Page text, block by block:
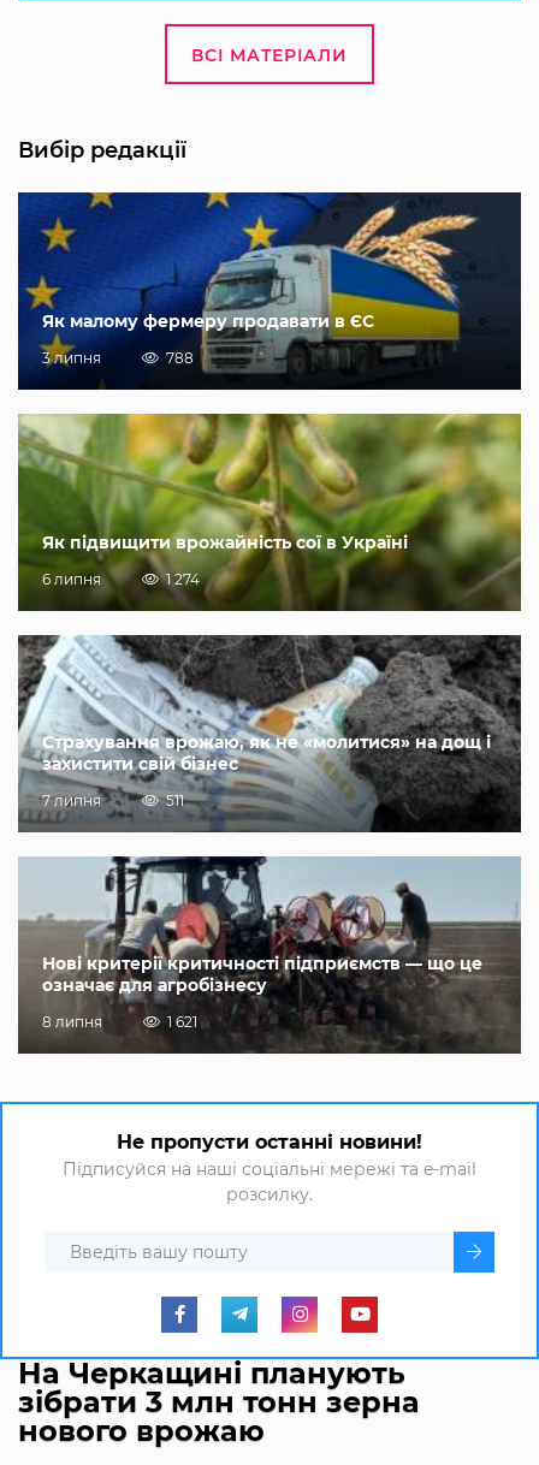
ВСІ МАТЕРІАЛИ
Вибір редакції
Як малому фермеру продавати в ЄС
3 липня 788
Як підвищити врожайність сої в Україні
6 липня 1 274
Страхування врожаю, як не «молитися» на дощ і
захистити свій бізнес
7 липня 511
Нові критерії критичності підприємств — що це
означає для агробізнесу
8 липня 1 621
Не пропусти останні новини!
Підписуйся на наші соціальні мережі та e-mail
розсилку.
На Черкащині планують
зібрати 3 млн тонн зерна
нового врожаю